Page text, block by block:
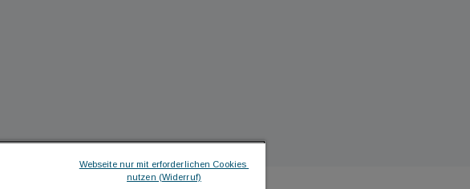
Webseite nur mit erforderlichen Cookies
nutzen (Widerruf)